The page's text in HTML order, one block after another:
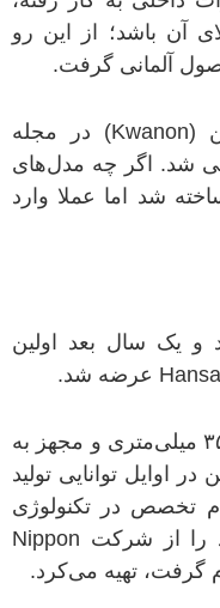
آن باشد؛ از این رو
آلمانی گرفت.
(Kwanon)
در مجله
شد. اگر چه مدل‌های
شد اما عملا وارد
و یک سال بعد اولین
عرضه شد.
میلی‌متری و مجهز به
در اوایل توانایی تولید
تخصص در تکنولوژی
را از شرکت Nippon
گرفت، تهیه می‌کرد.